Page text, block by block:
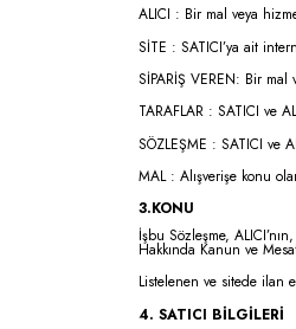
ALICI : Bir mal veya
SİTE : SATICI’ya ait
SİPARİŞ VEREN: Bir
TARAFLAR : SATICI ve
SÖZLEŞME : SATICI ve
MAL : Alışverişe konu
3.KONU
İşbu Sözleşme,
Hakkında Kanun ve
Listelenen ve sitede ilan
4. SATICI BİLGİLERİ